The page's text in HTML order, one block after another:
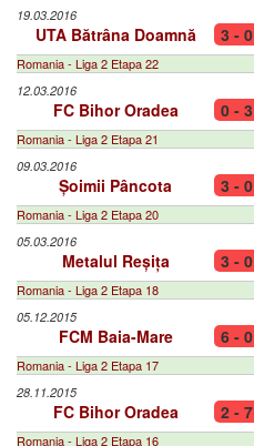
19.03.2016
UTA Bătrâna Doamnă 3 - 0
Romania - Liga 2 Etapa 22
12.03.2016
FC Bihor Oradea 0 - 3
Romania - Liga 2 Etapa 21
09.03.2016
Șoimii Pâncota 3 - 0
Romania - Liga 2 Etapa 20
05.03.2016
Metalul Reșița 3 - 0
Romania - Liga 2 Etapa 18
05.12.2015
FCM Baia-Mare 6 - 0
Romania - Liga 2 Etapa 17
28.11.2015
FC Bihor Oradea 2 - 7
Romania - Liga 2 Etapa 16